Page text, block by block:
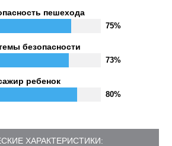
пешехода
75%
безопасности
73%
ребенок
80%
ХАРАКТЕРИСТИКИ: